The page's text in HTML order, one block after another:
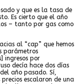
y que es la tasa de
Es cierto que el año
– tanto por gas como
al “cap” que hemos
parámetros
ingresos por
decía hace dos días
año pasado. Sí,
escalaron de una